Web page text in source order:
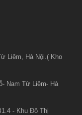
Liêm, Hà Nội.( Kho
Nam Từ Liêm- Hà
- Khu Đô Thị